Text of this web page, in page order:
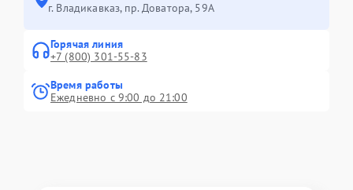
г. Владикавказ, пр. Доватора, 59А
Горячая линия
+7 (800) 301-55-83
Время работы
Ежедневно с 9:00 до 21:00